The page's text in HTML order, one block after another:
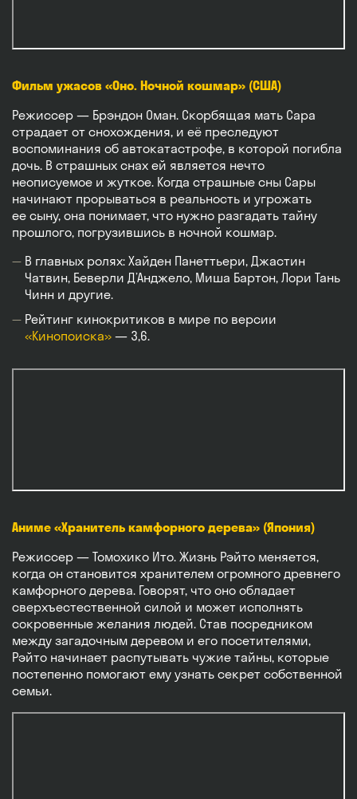
Фильм ужасов «Оно. Ночной кошмар» (США)
Режиссер — Брэндон Оман. Скорбящая мать Сара
страдает от снохождения, и её преследуют
воспоминания об автокатастрофе, в которой погибла
дочь. В страшных снах ей является нечто
неописуемое и жуткое. Когда страшные сны Сары
начинают прорываться в реальность и угрожать
ее сыну, она понимает, что нужно разгадать тайну
прошлого, погрузившись в ночной кошмар.
В главных ролях: Хайден Панеттьери, Джастин
Чатвин, Беверли Д’Анджело, Миша Бартон, Лори Тань
Чинн и другие.
Рейтинг кинокритиков в мире по версии
«Кинопоиска» — 3,6.
Аниме «Хранитель камфорного дерева» (Япония)
Режиссер — Томохико Ито. Жизнь Рэйто меняется,
когда он становится хранителем огромного древнего
камфорного дерева. Говорят, что оно обладает
сверхъестественной силой и может исполнять
сокровенные желания людей. Став посредником
между загадочным деревом и его посетителями,
Рэйто начинает распутывать чужие тайны, которые
постепенно помогают ему узнать секрет собственной
семьи.